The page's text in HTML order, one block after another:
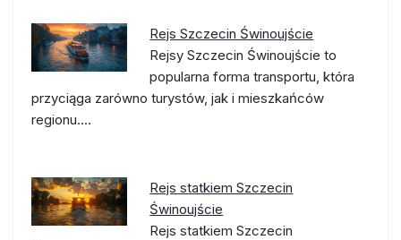
Rejs Szczecin Świnoujście
Rejsy Szczecin Świnoujście to
popularna forma transportu, która
przyciąga zarówno turystów, jak i mieszkańców
regionu.…
Rejs statkiem Szczecin
Świnoujście
Rejs statkiem Szczecin